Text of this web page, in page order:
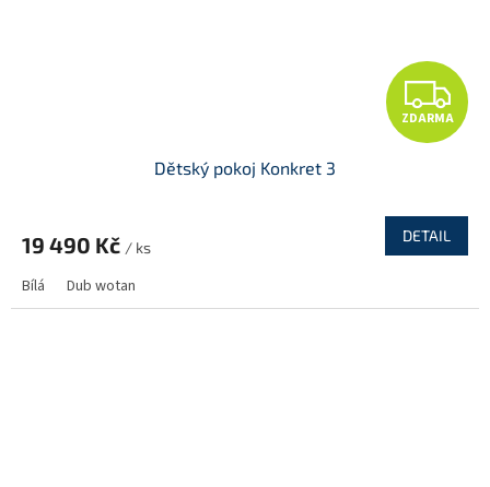
Z
D
R
A
ZDARMA
Dětský pokoj Konkret 3
19 490 Kč / ks
DETAIL
Bílá Dub wotan